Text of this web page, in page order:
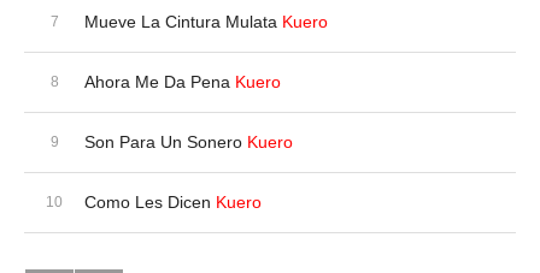
Mueve La Cintura Mulata Kuero
Ahora Me Da Pena Kuero
Son Para Un Sonero Kuero
Como Les Dicen Kuero